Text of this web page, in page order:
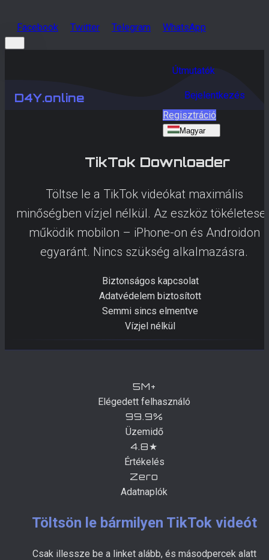
Facebook Twitter Telegram WhatsApp
D4Y.online
Útmutatók
Bejelentkezés
Regisztráció
Magyar
TikTok Downloader
Töltse le a TikTok videókat maximális
minőségben vízjel nélkül. Az eszköz
működik mobilon – iPhone-on és Androidon
egyaránt. Nincs szükség alkalmazásra.
Biztonságos kapcsolat
Adatvédelem biztosított
Semmi sincs elmentve
Vízjel nélkül
5M+
Elégedett felhasználó
99.9%
Üzemidő
4.8★
Értékelés
Zero
Adatnaplók
Töltsön le bármilyen TikTok videót
Csak illessze be a linket alább, és másodpercek alatt